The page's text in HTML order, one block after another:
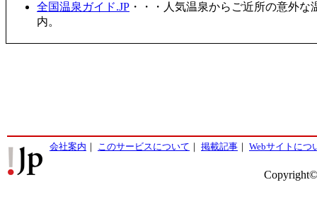
全国温泉ガイド.JP ・・・人気温泉からご近所の意外
内。
会社案内 ｜ このサービスについて ｜ 掲載記事 ｜ Webサイトにつ